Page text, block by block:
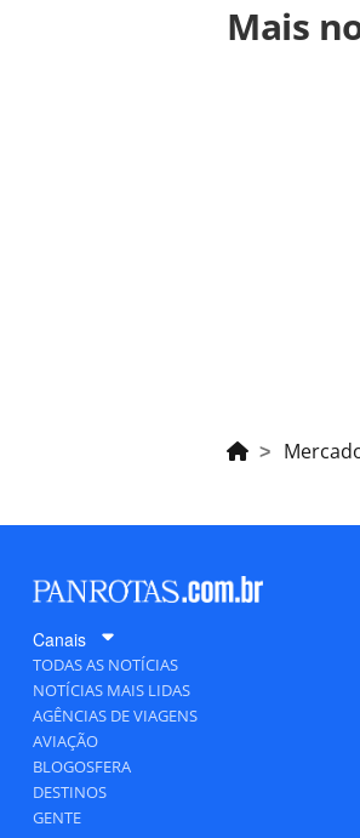
https://
estrangeiros-
oferecidas na
pela
autorização da
Mais
Canais
TODAS AS NOTÍCIAS
NOTÍCIAS MAIS LIDAS
AGÊNCIAS DE VIAGENS
AVIAÇÃO
BLOGOSFERA
DESTINOS
GENTE